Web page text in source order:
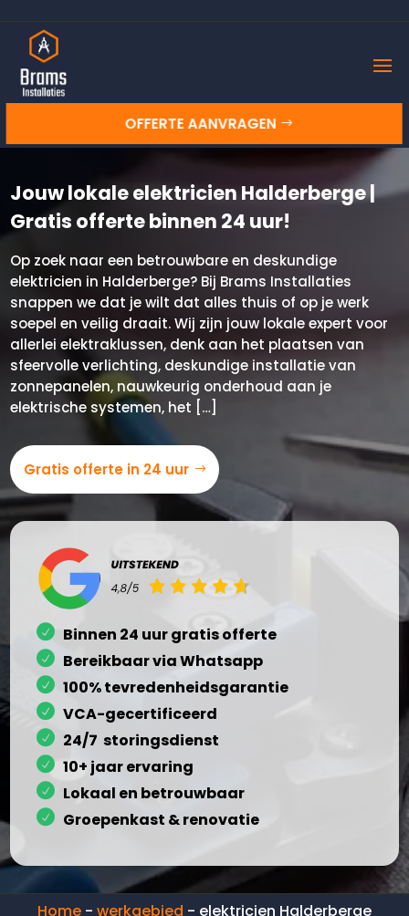
OFFERTE AANVRAGEN
Jouw lokale elektricien Halderberge |
Gratis offerte binnen 24 uur!
Op zoek naar een betrouwbare en deskundige
elektricien in Halderberge? Bij Brams Installaties
snappen we dat je wilt dat alles thuis of op je werk
soepel en veilig draait. Wij zijn jouw lokale expert voor
allerlei elektraklussen, denk aan het plaatsen van
sfeervolle verlichting, deskundige installatie van
zonnepanelen, nauwkeurig onderhoud aan je
elektrische systemen, het […]
Gratis offerte in 24 uur
Binnen 24 uur gratis offerte
Bereikbaar via Whatsapp
100% tevredenheidsgarantie
VCA-gecertificeerd
24/7 storingsdienst
10+ jaar ervaring
Lokaal en betrouwbaar
Groepenkast & renovatie
Home - werkgebied - elektricien Halderberge